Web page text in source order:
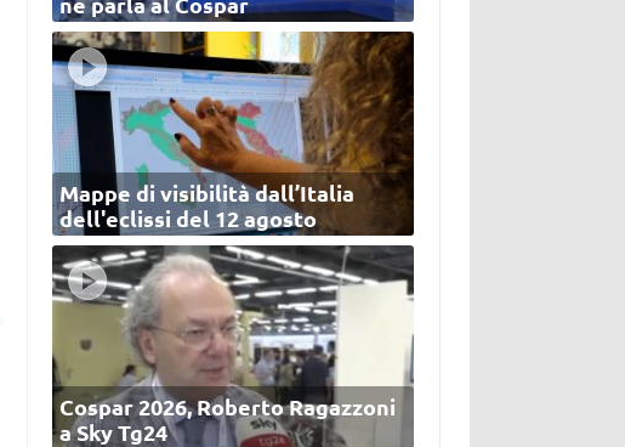
Mappe di visibilità dall’Italia
dell'eclissi del 12 agosto
Cospar 2026, Roberto Ragazzoni
a Sky Tg24